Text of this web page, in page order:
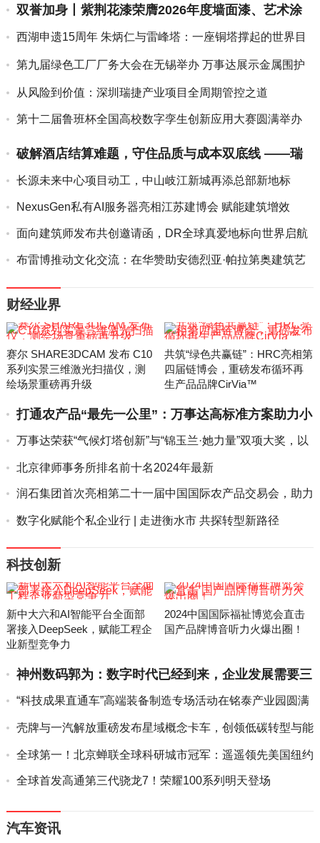
双誉加身丨紫荆花漆荣膺2026年度墙面漆、艺术涂
料影响力品牌
西湖申遗15周年 朱炳仁与雷峰塔：一座铜塔撑起的世界目
第九届绿色工厂厂务大会在无锡举办 万事达展示金属围护
从风险到价值：深圳瑞捷产业项目全周期管控之道
第十二届鲁班杯全国高校数字孪生创新应用大赛圆满举办
破解酒店结算难题，守住品质与成本双底线 ——瑞
捷助力喜来登喜...
长源未来中心项目动工，中山岐江新城再添总部新地标
NexusGen私有AI服务器亮相江苏建博会 赋能建筑增效
面向建筑师发布共创邀请函，DR全球真爱地标向世界启航
布雷博推动文化交流：在华赞助安德烈亚·帕拉第奥建筑艺
财经业界
赛尔 SHARE3DCAM 发布 C10
系列实景三维激光扫描仪，测
绘场景重磅再升级
共筑“绿色共赢链”：HRC亮相第
四届链博会，重磅发布循环再
生产品品牌CirVia™
打通农产品“最先一公里”：万事达高标准方案助力小
任果业冷链中...
万事达荣获“气候灯塔创新”与“锦玉兰·她力量”双项大奖，以
北京律师事务所排名前十名2024年最新
润石集团首次亮相第二十一届中国国际农产品交易会，助力
数字化赋能个私企业行 | 走进衡水市 共探转型新路径
科技创新
新中大六和AI智能平台全面部
署接入DeepSeek，赋能工程企
业新型竞争力
2024中国国际福祉博览会直击
国产品牌博音听力火爆出圈！
神州数码郭为：数字时代已经到来，企业发展需要三
大核心动力
“科技成果直通车”高端装备制造专场活动在铭泰产业园圆满
壳牌与一汽解放重磅发布星域概念卡车，创领低碳转型与能
全球第一！北京蝉联全球科研城市冠军：遥遥领先美国纽约
全球首发高通第三代骁龙7！荣耀100系列明天登场
汽车资讯